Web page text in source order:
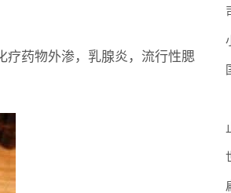
疗药物外渗，乳腺炎，流行性腮